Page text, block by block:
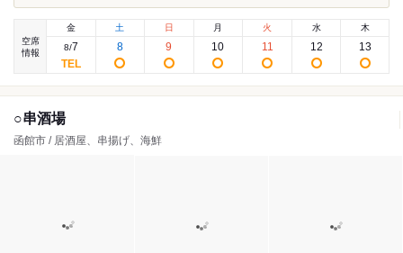
空席
情報
金
8/7
土
8
日
9
月
10
火
11
水
12
木
13
○串酒場
函館市 / 居酒屋、串揚げ、海鮮